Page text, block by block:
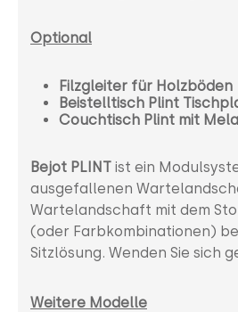
Optional
Filzgleiter für Holzböden
Beistelltisch Plint
Couchtisch Plint mit
Bejot PLINT ist ein
ausgefallenen
Wartelandschaft mit dem
(oder Farbkombinationen)
Sitzlösung. Wenden Sie sich
Weitere Modelle